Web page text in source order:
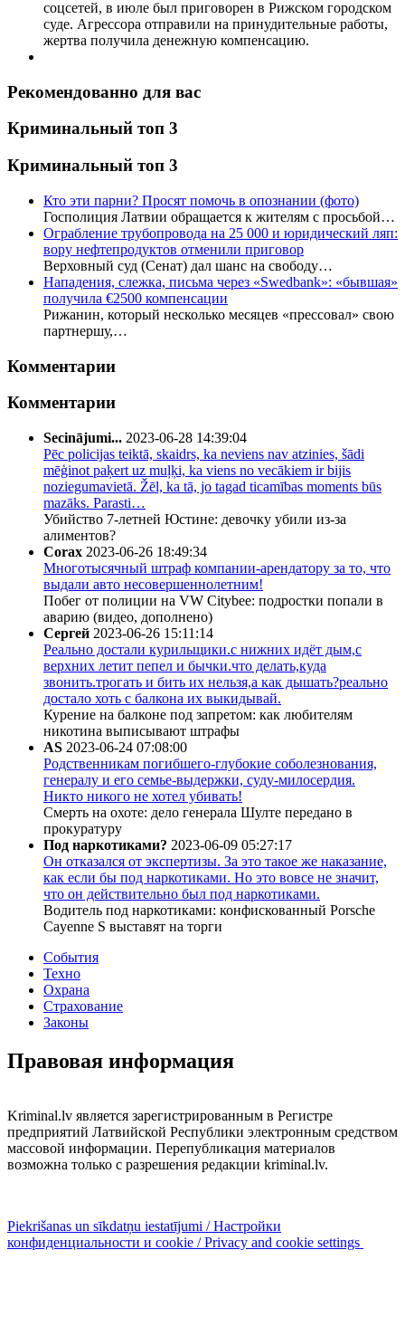
соцсетей, в июле был приговорен в Рижском городском
суде. Агрессора отправили на принудительные работы,
жертва получила денежную компенсацию.
Рекомендованно для вас
Криминальный топ 3
Криминальный топ 3
Кто эти парни? Просят помочь в опознании (фото)
Госполиция Латвии обращается к жителям с просьбой…
Ограбление трубопровода на 25 000 и юридический ляп:
вору нефтепродуктов отменили приговор
Верховный суд (Сенат) дал шанс на свободу…
Нападения, слежка, письма через «Swedbank»: «бывшая»
получила €2500 компенсации
Рижанин, который несколько месяцев «прессовал» свою
партнершу,…
Комментарии
Комментарии
Secinājumi... 2023-06-28 14:39:04
Pēc policijas teiktā, skaidrs, ka neviens nav atzinies, šādi
mēģinot paķert uz muļķi, ka viens no vecākiem ir bijis
noziegumavietā. Žēl, ka tā, jo tagad ticamības moments būs
mazāks. Parasti…
Убийство 7-летней Юстине: девочку убили из-за
алиментов?
Corax 2023-06-26 18:49:34
Многотысячный штраф компании-арендатору за то, что
выдали авто несовершеннолетним!
Побег от полиции на VW Citybee: подростки попали в
аварию (видео, дополнено)
Сергей 2023-06-26 15:11:14
Реально достали курильщики.с нижних идёт дым,с
верхних летит пепел и бычки.что делать,куда
звонить.трогать и бить их нельзя,а как дышать?реально
достало хоть с балкона их выкидывай.
Курение на балконе под запретом: как любителям
никотина выписывают штрафы
AS 2023-06-24 07:08:00
Родственникам погибшего-глубокие соболезнования,
генералу и его семье-выдержки, суду-милосердия.
Никто никого не хотел убивать!
Смерть на охоте: дело генерала Шулте передано в
прокуратуру
Под наркотиками? 2023-06-09 05:27:17
Он отказался от экспертизы. За это такое же наказание,
как если бы под наркотиками. Но это вовсе не значит,
что он действительно был под наркотиками.
Водитель под наркотиками: конфискованный Porsche
Cayenne S выставят на торги
События
Техно
Охрана
Страхование
Законы
Правовая информация
Kriminal.lv является зарегистрированным в Регистре
предприятий Латвийской Республики электронным средством
массовой информации. Перепубликация материалов
возможна только с разрешения редакции kriminal.lv.
Piekrišanas un sīkdatņu iestatījumi / Настройки
конфиденциальности и cookie / Privacy and cookie settings